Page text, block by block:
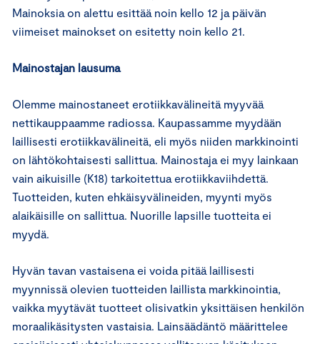
Mainoksia on alettu esittää noin kello 12 ja päivän
viimeiset mainokset on esitetty noin kello 21.
Mainostajan lausuma
Olemme mainostaneet erotiikkavälineitä myyvää
nettikauppaamme radiossa. Kaupassamme myydään
laillisesti erotiikkavälineitä, eli myös niiden markkinointi
on lähtökohtaisesti sallittua. Mainostaja ei myy lainkaan
vain aikuisille (K18) tarkoitettua erotiikkaviihdettä.
Tuotteiden, kuten ehkäisyvälineiden, myynti myös
alaikäisille on sallittua. Nuorille lapsille tuotteita ei
myydä.
Hyvän tavan vastaisena ei voida pitää laillisesti
myynnissä olevien tuotteiden laillista markkinointia,
vaikka myytävät tuotteet olisivatkin yksittäisen henkilön
moraalikäsitysten vastaisia. Lainsäädäntö määrittelee